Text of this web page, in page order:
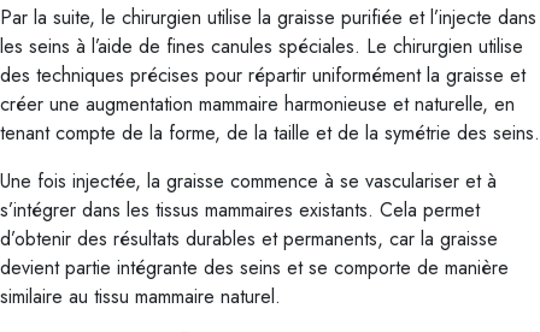
Par la suite, le chirurgien utilise la graisse purifiée et l’injecte dans
les seins à l’aide de fines canules spéciales. Le chirurgien utilise
des techniques précises pour répartir uniformément la graisse et
créer une augmentation mammaire harmonieuse et naturelle, en
tenant compte de la forme, de la taille et de la symétrie des seins.
Une fois injectée, la graisse commence à se vasculariser et à
s’intégrer dans les tissus mammaires existants. Cela permet
d’obtenir des résultats durables et permanents, car la graisse
devient partie intégrante des seins et se comporte de manière
similaire au tissu mammaire naturel.